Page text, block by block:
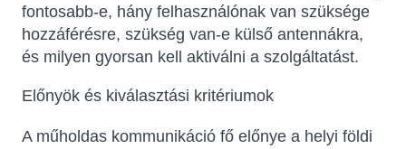
fontosabb-e, hány felhasználónak van szüksége
hozzáférésre, szükség van-e külső antennákra,
és milyen gyorsan kell aktiválni a szolgáltatást.
Előnyök és kiválasztási kritériumok
A műholdas kommunikáció fő előnye a helyi földi